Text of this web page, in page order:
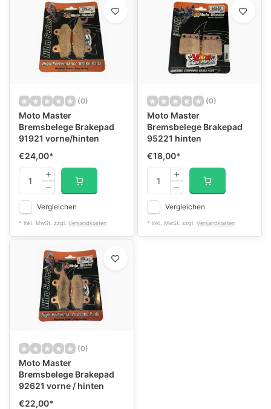
(0)
Moto Master
Bremsbelege Brakepad
91921 vorne/hinten
€24,00*
Vergleichen
* Inkl. MwSt. zzgl. Versandkosten
(0)
Moto Master
Bremsbelege Brakepad
95221 hinten
€18,00*
Vergleichen
* Inkl. MwSt. zzgl. Versandkosten
(0)
Moto Master
Bremsbelege Brakepad
92621 vorne / hinten
€22,00*